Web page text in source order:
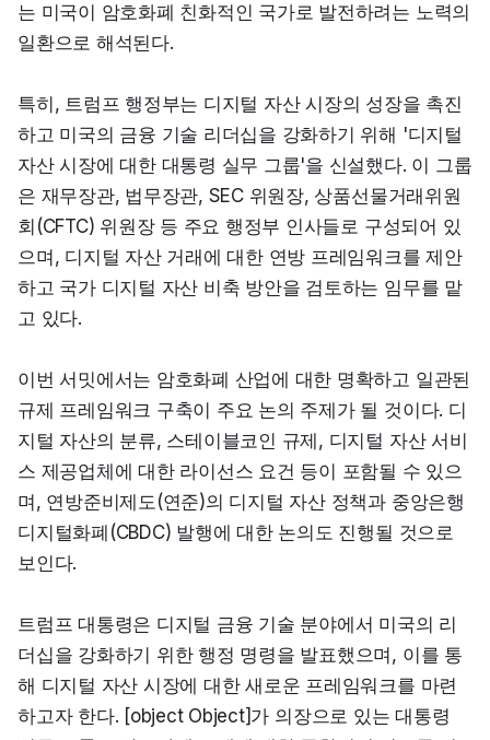
는 미국이 암호화폐 친화적인 국가로 발전하려는 노력의
일환으로 해석된다.
특히, 트럼프 행정부는 디지털 자산 시장의 성장을 촉진
하고 미국의 금융 기술 리더십을 강화하기 위해 '디지털
자산 시장에 대한 대통령 실무 그룹'을 신설했다. 이 그룹
은 재무장관, 법무장관, SEC 위원장, 상품선물거래위원
회(CFTC) 위원장 등 주요 행정부 인사들로 구성되어 있
으며, 디지털 자산 거래에 대한 연방 프레임워크를 제안
하고 국가 디지털 자산 비축 방안을 검토하는 임무를 맡
고 있다.
이번 서밋에서는 암호화폐 산업에 대한 명확하고 일관된
규제 프레임워크 구축이 주요 논의 주제가 될 것이다. 디
지털 자산의 분류, 스테이블코인 규제, 디지털 자산 서비
스 제공업체에 대한 라이선스 요건 등이 포함될 수 있으
며, 연방준비제도(연준)의 디지털 자산 정책과 중앙은행
디지털화폐(CBDC) 발행에 대한 논의도 진행될 것으로
보인다.
트럼프 대통령은 디지털 금융 기술 분야에서 미국의 리
더십을 강화하기 위한 행정 명령을 발표했으며, 이를 통
해 디지털 자산 시장에 대한 새로운 프레임워크를 마련
하고자 한다. [object Object]가 의장으로 있는 대통령